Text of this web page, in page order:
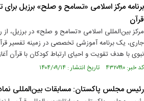
برنامه مرکز اسلامی «تسامح و صلح» برزیل برای
قرآن
جاری، یک برنامه‌ آموزشی تخصصی در زمینه تفسیر
نبوی با هدف تقویت و احیای ارتباط کودکان با قرآن
کد خبر: ۴۳۲۰۹۹۰ تاریخ انتشار : ۱۴۰۴/۰۹/۱۴
رئیس مجلس پاکستان: مسابقات بین‌المللی